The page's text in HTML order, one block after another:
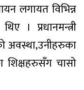
लगायत विभिन्न
। प्रधानमन्त्री
अवस्था,उनीहरुका
शिक्षहरुसँग चासो